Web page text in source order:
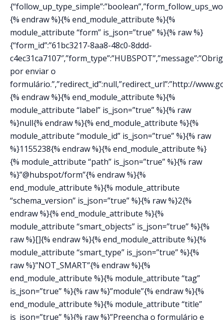
{% endraw %}{% end_module_attribute %}{%
module_attribute “form” is_json=”true” %}{% raw %}
{“form_id”:”61bc3217-8aa8-48c0-8ddd-
por enviar o
formulário.”,”redirect_id”:null,”redirect_url”:”http://
{% endraw %}{% end_module_attribute %}{%
module_attribute “label” is_json=”true” %}{% raw
%}null{% endraw %}{% end_module_attribute %}{%
module_attribute “module_id” is_json=”true” %}{% raw
%}1155238{% endraw %}{% end_module_attribute %}
{% module_attribute “path” is_json=”true” %}{% raw
%}”@hubspot/form”{% endraw %}{%
end_module_attribute %}{% module_attribute
“schema_version” is_json=”true” %}{% raw %}2{%
endraw %}{% end_module_attribute %}{%
module_attribute “smart_objects” is_json=”true” %}{%
raw %}[]{% endraw %}{% end_module_attribute %}{%
module_attribute “smart_type” is_json=”true” %}{%
raw %}”NOT_SMART”{% endraw %}{%
end_module_attribute %}{% module_attribute “tag”
is_json=”true” %}{% raw %}”module”{% endraw %}{%
end_module_attribute %}{% module_attribute “title”
is_json=”true” %}{% raw %}”Preencha o formulário e